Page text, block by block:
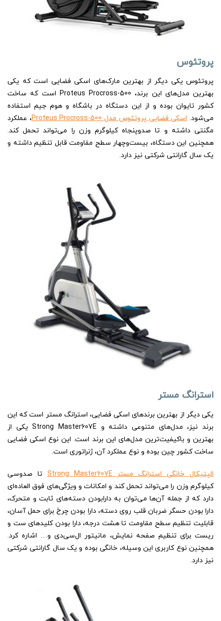
پروتئوس
پروتئوس یکی دیگر از بهترین مارک‌های اسکی فضایی است که یکی
بهترین مدل‌های این برند، Proteus Procross-500 است که ساخت
کشور تایوان بوده و از این دستگاه در باشگاه‌‌ و هوم جیم استفاده
می‌شود.اسکی فضایی پروتئوس مدل Proteus Procross-500
، عملکرد
مگنتی داشته و تا صدوپنجاه کیلوگرم وزن را می‌تواند تحمل کند.
همچنین این دستگاه، بیست‌وچهار سطح مقاومت قابل تنظیم داشته و
یک سال گارانتی شرکتی نیز دارد.
استرانگ مستر
یکی دیگر از بهترین برندهای اسکی فضایی، استرانگ مستر است که این
برند نیز، مدل‌های متنوعی داشته و Strong Master607E یکی از
بهترین و باکیفیت‌ترین مدل‌های این برند است. این نوع اسکی فضایی
ساخت کشور چین بوده و نوع عملکرد آن، ژنراتوری است.
الپتیکال خانگی استرانگ مستر Strong Master607E
تا صدوسی
کیلوگرم وزن را می‌تواند تحمل کند و امکانات و ویژگی‌های فوق العاده‌ای
دارد که از جمله آن‌ها می‌توان به دارابودن دسته‌های ثابت و متحرک،
دارا بودن حسگر ضربان قلب روی دسته، دارا بودن چرخ برای حمل آسان،
قابلیت تنظیم سطح مقاومت تا هشت درجه، دارا بودن کلیدهای ست و
ریست برای تنظیم صفحه نمایش، مانیتور ال‌سی‌دی و… اشاره کرد.
همچنین نوع کاربری این وسیله، خانگی بوده و یک سال گارانتی شرکتی
نیز دارد.